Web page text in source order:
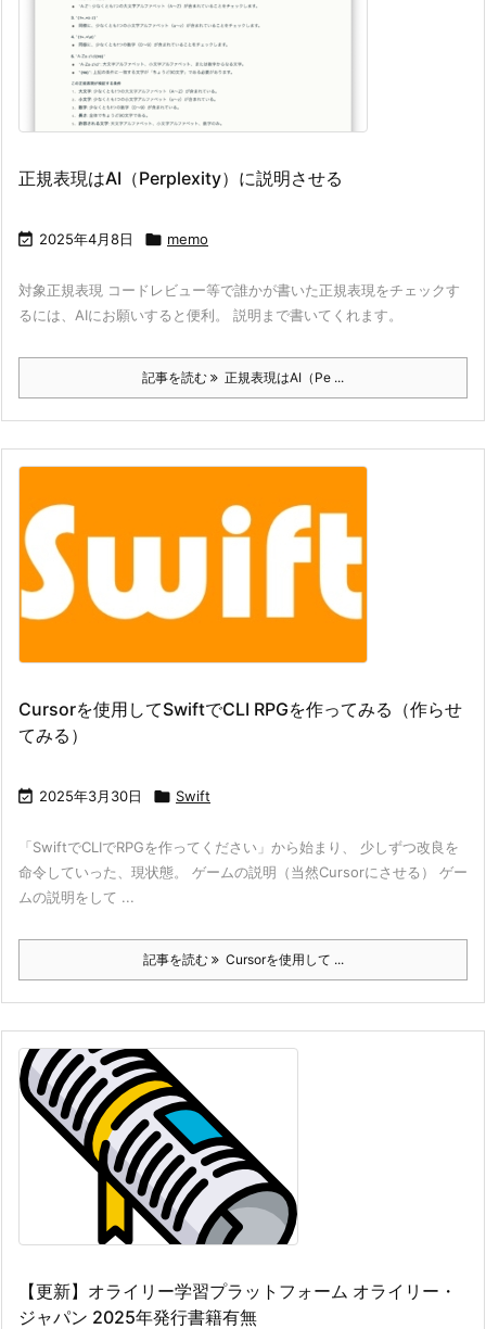
正規表現はAI（Perplexity）に説明させる
 2025年4月8日  memo
対象正規表現 コードレビュー等で誰かが書いた正規表現をチェックす
るには、AIにお願いすると便利。 説明まで書いてくれます。
記事を読む 正規表現はAI（Pe ...
Cursorを使用してSwiftでCLI RPGを作ってみる（作らせ
てみる）
 2025年3月30日  Swift
「SwiftでCLIでRPGを作ってください」から始まり、 少しずつ改良を
命令していった、現状態。 ゲームの説明（当然Cursorにさせる） ゲー
ムの説明をして ...
記事を読む Cursorを使用して ...
【更新】オライリー学習プラットフォーム オライリー・
ジャパン 2025年発行書籍有無